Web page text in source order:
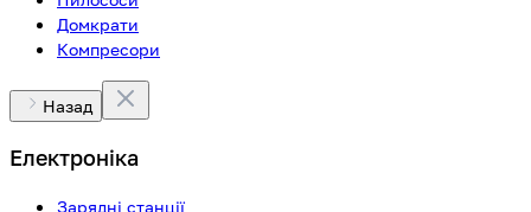
Домкрати
Компресори
Назад
Електроніка
Зарядні станції